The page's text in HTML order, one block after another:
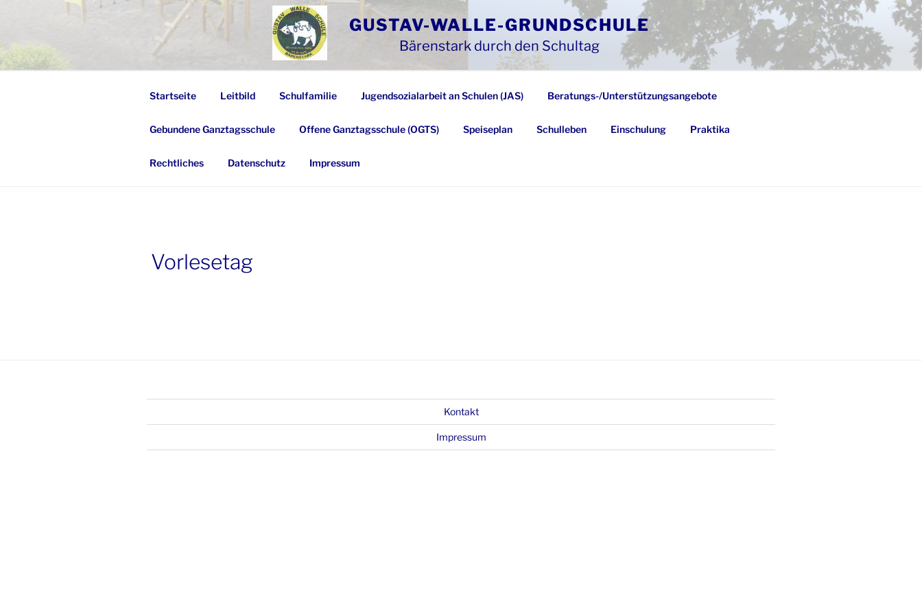
springen
GUSTAV-WALLE-GRUNDSCHULE
Bärenstark durch den Schultag
Startseite Leitbild Schulfamilie Jugendsozialarbeit an Schulen (JAS) Beratungs-/Unterstützungsangebote
Gebundene Ganztagsschule Offene Ganztagsschule (OGTS) Speiseplan Schulleben Einschulung Praktika
Rechtliches Datenschutz Impressum
Vorlesetag
Kontakt
Impressum